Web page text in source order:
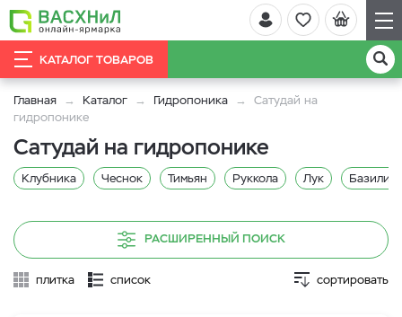
КАТАЛОГ ТОВАРОВ
Главная Каталог Гидропоника
Сатудай на
гидропонике
Сатудай на гидропонике
Клубника Чеснок Тимьян Руккола Лук Базилик
РАСШИРЕННЫЙ ПОИСК
плитка список сортировать